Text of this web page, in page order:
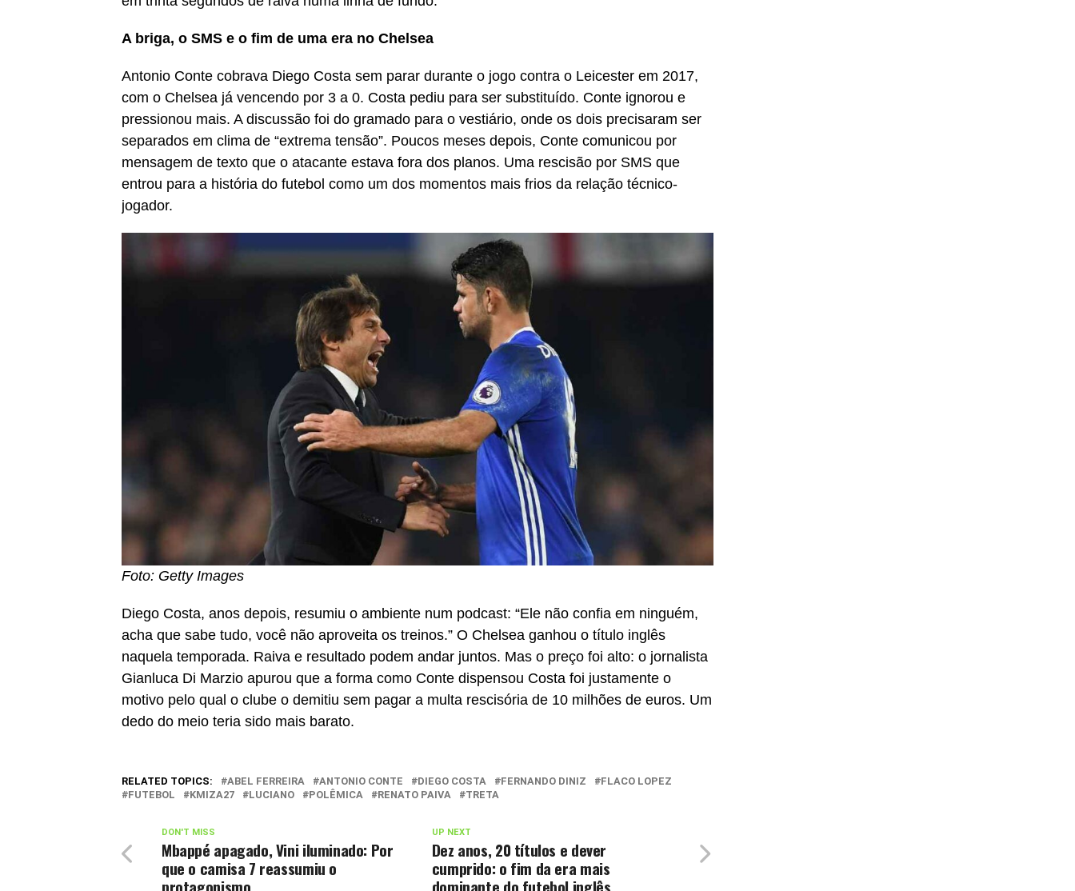
A briga, o SMS e o fim de uma era no Chelsea
Antonio Conte cobrava Diego Costa sem parar durante o jogo contra o Leicester em 2017,
com o Chelsea já vencendo por 3 a 0. Costa pediu para ser substituído. Conte ignorou e
pressionou mais. A discussão foi do gramado para o vestiário, onde os dois precisaram ser
separados em clima de “extrema tensão”. Poucos meses depois, Conte comunicou por
mensagem de texto que o atacante estava fora dos planos. Uma rescisão por SMS que
entrou para a história do futebol como um dos momentos mais frios da relação técnico-
jogador.
Foto: Getty Images
Diego Costa, anos depois, resumiu o ambiente num podcast: “Ele não confia em ninguém,
acha que sabe tudo, você não aproveita os treinos.” O Chelsea ganhou o título inglês
naquela temporada. Raiva e resultado podem andar juntos. Mas o preço foi alto: o jornalista
Gianluca Di Marzio apurou que a forma como Conte dispensou Costa foi justamente o
motivo pelo qual o clube o demitiu sem pagar a multa rescisória de 10 milhões de euros. Um
dedo do meio teria sido mais barato.
RELATED TOPICS: ABEL FERREIRA ANTONIO CONTE DIEGO COSTA FERNANDO DINIZ
FLACO LOPEZ
FUTEBOL
KMIZA27 LUCIANO POLÊMICA RENATO PAIVA TRETA
UP NEXT
Dez anos, 20 títulos e dever
cumprido: o fim da era mais
DON'T MISS
Mbappé apagado, Vini iluminado: Por
que o camisa 7 reassumiu o